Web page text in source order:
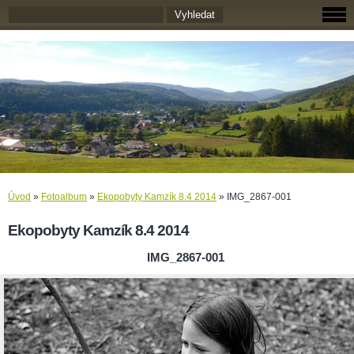
Úvod » Fotoalbum » Ekopobyty Kamzík 8.4 2014 » IMG_2867-001
Ekopobyty Kamzík 8.4 2014
IMG_2867-001